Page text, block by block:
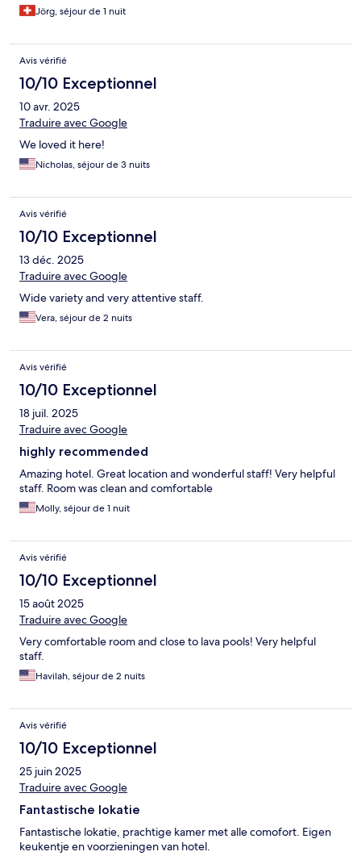
Jörg, séjour de 1 nuit
Avis vérifié
10/10 Exceptionnel
10 avr. 2025
Traduire avec Google
We loved it here!
Nicholas, séjour de 3 nuits
Avis vérifié
10/10 Exceptionnel
13 déc. 2025
Traduire avec Google
Wide variety and very attentive staff.
Vera, séjour de 2 nuits
Avis vérifié
10/10 Exceptionnel
18 juil. 2025
Traduire avec Google
highly recommended
Amazing hotel. Great location and wonderful staff! Very helpful
staff. Room was clean and comfortable
Molly, séjour de 1 nuit
Avis vérifié
10/10 Exceptionnel
15 août 2025
Traduire avec Google
Very comfortable room and close to lava pools! Very helpful
staff.
Havilah, séjour de 2 nuits
Avis vérifié
10/10 Exceptionnel
25 juin 2025
Traduire avec Google
Fantastische lokatie
Fantastische lokatie, prachtige kamer met alle comofort. Eigen
keukentje en voorzieningen van hotel.